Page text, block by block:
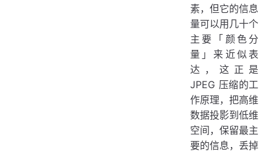
素，但它的信息
量可以用几十个
主要「颜色分
量」来近似表
达，这正是
JPEG 压缩的工
作原理，把高维
数据投影到低维
空间，保留最主
要的信息，丢掉